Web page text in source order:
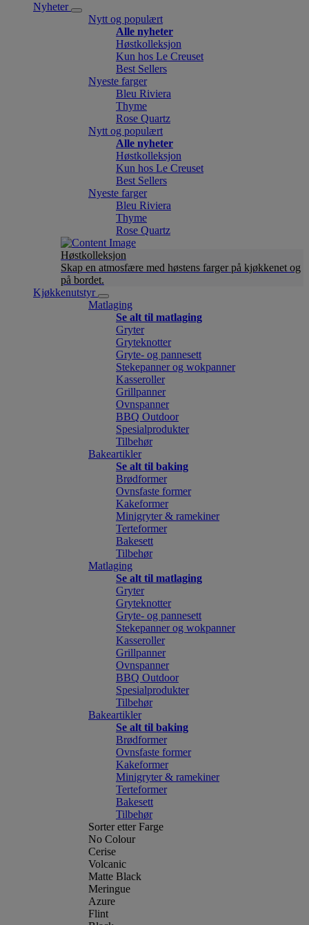
Nyheter
Nytt og populært
Alle nyheter
Høstkolleksjon
Kun hos Le Creuset
Best Sellers
Nyeste farger
Bleu Riviera
Thyme
Rose Quartz
Nytt og populært
Alle nyheter
Høstkolleksjon
Kun hos Le Creuset
Best Sellers
Nyeste farger
Bleu Riviera
Thyme
Rose Quartz
Høstkolleksjon
Skap en atmosfære med høstens farger på kjøkkenet og
på bordet.
Kjøkkenutstyr
Matlaging
Se alt til matlaging
Gryter
Gryteknotter
Gryte- og pannesett
Stekepanner og wokpanner
Kasseroller
Grillpanner
Ovnspanner
BBQ Outdoor
Spesialprodukter
Tilbehør
Bakeartikler
Se alt til baking
Brødformer
Ovnsfaste former
Kakeformer
Minigryter & ramekiner
Terteformer
Bakesett
Tilbehør
Matlaging
Se alt til matlaging
Gryter
Gryteknotter
Gryte- og pannesett
Stekepanner og wokpanner
Kasseroller
Grillpanner
Ovnspanner
BBQ Outdoor
Spesialprodukter
Tilbehør
Bakeartikler
Se alt til baking
Brødformer
Ovnsfaste former
Kakeformer
Minigryter & ramekiner
Terteformer
Bakesett
Tilbehør
Sorter etter Farge
No Colour
Cerise
Volcanic
Matte Black
Meringue
Azure
Flint